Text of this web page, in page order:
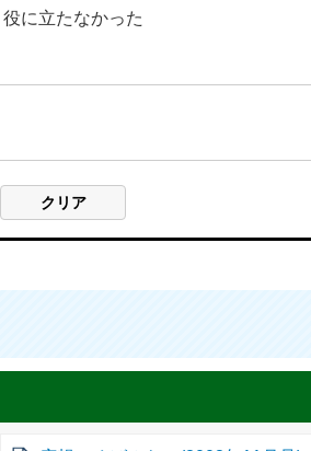
役に立たなかった